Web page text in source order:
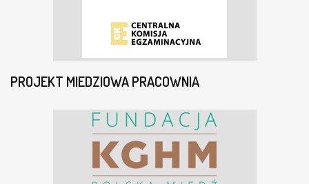
PROJEKT MIEDZIOWA PRACOWNIA